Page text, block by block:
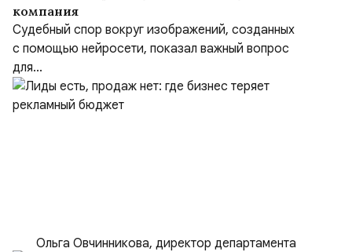
компания
Судебный спор вокруг изображений, созданных
с помощью нейросети, показал важный вопрос
для...
Ольга Овчинникова, директор департамента